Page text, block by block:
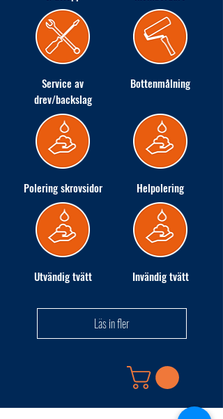
Service av
drev/backslag
Bottenmålning
Polering skrovsidor Helpolering
Utvändig tvätt Invändig tvätt
Läs in fler